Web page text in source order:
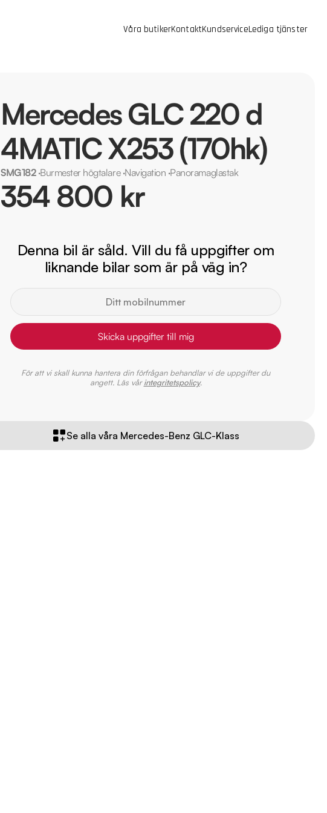
Våra butikerKontaktKundserviceLediga tjänster
Mercedes GLC 220 d
4MATIC X253 (170hk)
SMG182·Burmester högtalare·Navigation ·Panoramaglastak
354 800 kr
Denna bil är såld. Vill du få uppgifter om
liknande bilar som är på väg in?
Skicka uppgifter till mig
För att vi skall kunna hantera din förfrågan behandlar vi de uppgifter du
angett. Läs vårintegritetspolicy.
Se alla våra Mercedes-Benz GLC-Klass